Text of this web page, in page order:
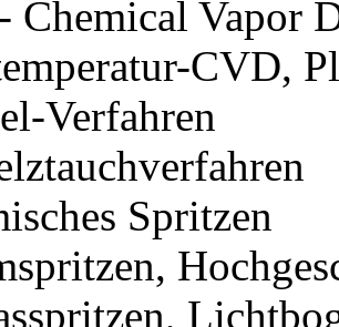
Chemical Vapor
CVD,
Verfahren
Spritzen